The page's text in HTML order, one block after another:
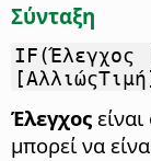
Σύνταξη
Έλεγχος
μπορεί να